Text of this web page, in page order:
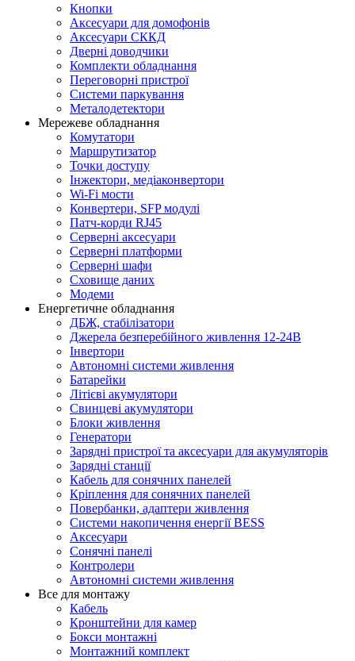
Кнопки
Аксесуари для домофонів
Аксесуари СККД
Дверні доводчики
Комплекти обладнання
Переговорні пристрої
Системи паркування
Металодетектори
Мережеве обладнання
Комутатори
Маршрутизатор
Точки доступу
Інжектори, медіаконвертори
Wi-Fi мости
Конвертери, SFP модулі
Патч-корди RJ45
Серверні аксесуари
Серверні платформи
Серверні шафи
Сховище даних
Модеми
Енергетичне обладнання
ДБЖ, стабілізатори
Джерела безперебійного живлення 12-24В
Інвертори
Автономні системи живлення
Батарейки
Літієві акумулятори
Свинцеві акумулятори
Блоки живлення
Генератори
Зарядні пристрої та аксесуари для акумуляторів
Зарядні станції
Кабель для сонячних панелей
Кріплення для сонячних панелей
Повербанки, адаптери живлення
Системи накопичення енергії BESS
Аксесуари
Сонячні панелі
Контролери
Автономні системи живлення
Все для монтажу
Кабель
Кронштейни для камер
Бокси монтажні
Монтажний комплект